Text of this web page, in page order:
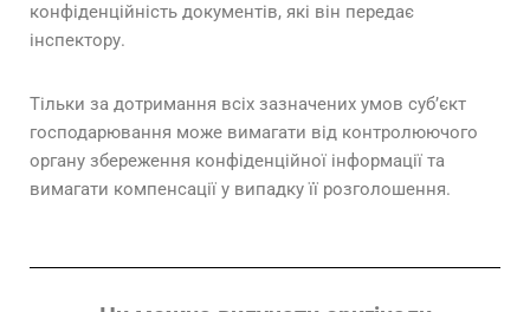
конфіденційність документів, які він передає
інспектору.
Тільки за дотримання всіх зазначених умов суб’єкт
господарювання може вимагати від контролюючого
органу збереження конфіденційної інформації та
вимагати компенсації у випадку її розголошення.